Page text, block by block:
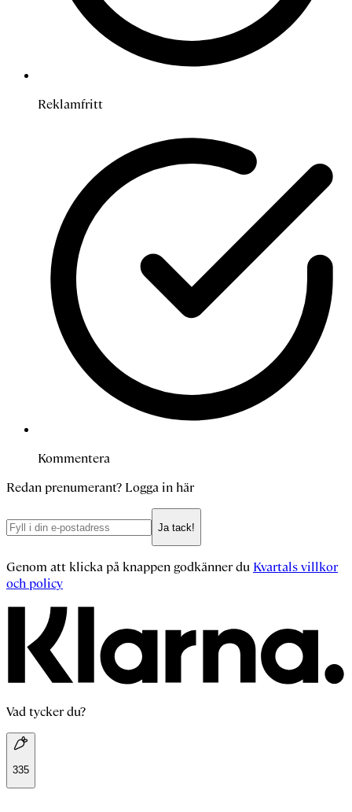
Reklamfritt
Kommentera
Redan prenumerant? Logga in här
Ja tack!
Genom att klicka på knappen godkänner du Kvartals villkor
och policy
Vad tycker du?
335